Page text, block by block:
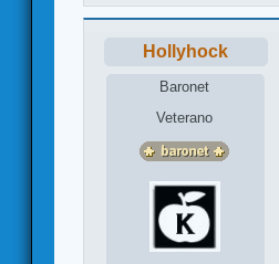
Hollyhock
Baronet
Veterano